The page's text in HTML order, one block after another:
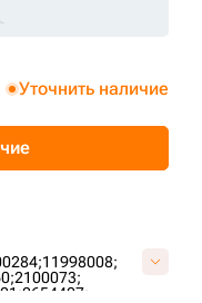
11998008;
2100073;
2654407;
Уточнить наличие